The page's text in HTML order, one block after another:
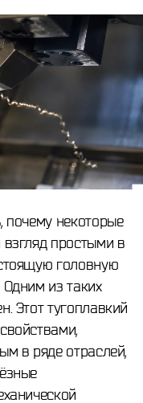
почему некоторые
простыми в
головную
из таких
Этот тугоплавкий
в ряде отраслей,